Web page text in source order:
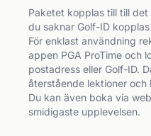
Paketet kopplas till till
du saknar Golf-ID
För enklast användning
appen PGA ProTime och
postadress eller Golf-ID.
återstående lektioner och
Du kan även boka via
smidigaste upplevelsen.